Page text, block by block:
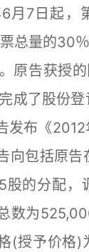
月7日起，
总量的30
原告获授
成了股份
发布《
向包括原告
股的分配，
数为
(授予价格)